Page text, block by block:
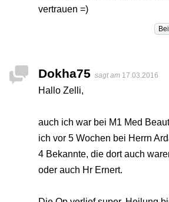
vertrauen =)
Dokha75 sagt am 17.03.2016
Hallo Zelli,
auch ich war bei M1 Med
ich vor 5 Wochen bei Herrn
4 Bekannte, die dort auch
oder auch Hr Ernert.